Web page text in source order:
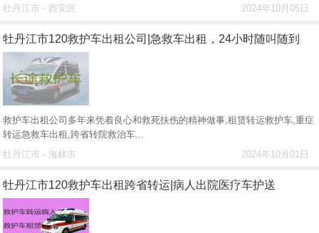
2024年10月05日
牡丹江市 - 西安区
牡丹江市120救护车出租公司|急救车出租，24小时随叫随到
救护车出租公司多年来凭着良心和救死扶伤的精神做事,租赁转运救护车,重症
转运急救车出租,跨省转院救治车...
2024年10月01日
牡丹江市 - 海林市
牡丹江市120救护车出租跨省转运|病人出院医疗车护送